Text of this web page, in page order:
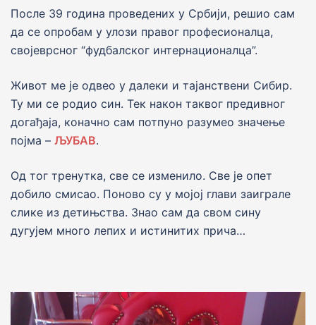
После 39 година проведених у Србији, решио сам
да се опробам у улози правог професионалца,
својеврсног “фудбалског интернационалца”.
Живот ме је одвео у далеки и тајанствени Сибир.
Ту ми се родио син. Тек након таквог предивног
догађаја, коначно сам потпуно разумео значење
појма – ЉУБАВ.
Од тог тренутка, све се изменило. Све је опет
добило смисао. Поново су у мојој глави заиграле
слике из детињства. Знао сам да свом сину
дугујем много лепих и истинитих прича…